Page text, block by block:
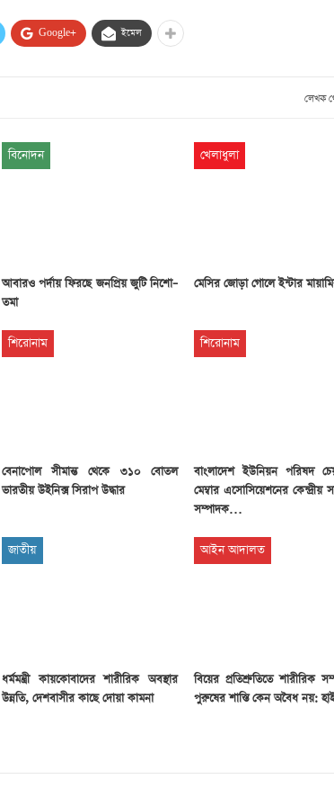
Google+ ইমেল
লেখক
বিনোদন
আবারও পর্দায় ফিরছে জনপ্রিয় জুটি নিশো–
তমা
খেলাধুলা
মেসির জোড়া গোলে ইন্টার
শিরোনাম
বেনাপোল সীমান্ত থেকে ৩১০ বোতল
ভারতীয় উইনিক্স সিরাপ উদ্ধার
শিরোনাম
বাংলাদেশ ইউনিয়ন পরিষদ
মেম্বার এসোসিয়েশনের কেন্দ্রীয়
সম্পাদক…
জাতীয়
ধর্মমন্ত্রী কায়কোবাদের শারীরিক অবস্থার
উন্নতি, দেশবাসীর কাছে দোয়া কামনা
আইন আদালত
বিয়ের প্রতিশ্রুতিতে শারীরিক
পুরুষের শাস্তি কেন অবৈধ নয়: